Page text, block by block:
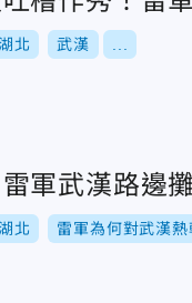
北 武漢
軍武漢路邊
北 雷軍為何對武漢